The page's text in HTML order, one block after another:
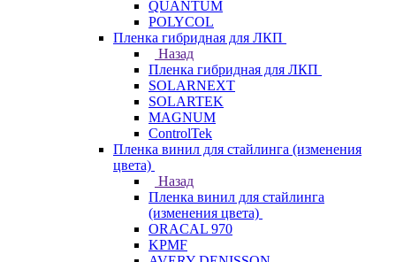
QUANTUM
POLYCOL
Пленка гибридная для ЛКП
Назад
Пленка гибридная для ЛКП
SOLARNEXT
SOLARTEK
MAGNUM
ControlTek
Пленка винил для стайлинга (изменения
цвета)
Назад
Пленка винил для стайлинга
(изменения цвета)
ORACAL 970
KPMF